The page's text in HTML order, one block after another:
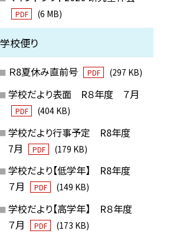
PDF (6 MB)
学校便り
Ｒ8夏休み直前号 PDF (297 KB)
学校だより表面 R８年度 ７月
PDF (404 KB)
学校だより行事予定 R8年度
7月
PDF (179 KB)
学校だより【低学年】 R8年度
７月
PDF (149 KB)
学校だより【高学年】 R８年度
７月
PDF (173 KB)